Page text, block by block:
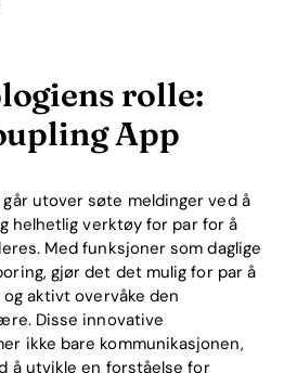
rolle:
App
går utover søte meldinger ved å
helhetlig verktøy for par for å
Med funksjoner som daglige
gjør det det mulig for par å
aktivt overvåke den
Disse innovative
ikke bare kommunikasjonen,
å utvikle en forståelse for